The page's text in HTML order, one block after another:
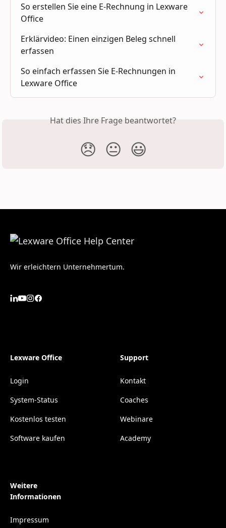
So erstellen Sie eine E-Rechnung in Lexware
Office
Erklärvideo: Einen einzigen Beleg schnell
erfassen
So einfach erfassen Sie E-Rechnungen in
Lexware Office
Hat dies Ihre Frage beantwortet?
😞 😐 😃
Wir erleichtern Unternehmertum.
Lexware Office
Login
System-Status
Kostenlos testen
Software kaufen
Support
Kontakt
Coaches
Webinare
Academy
Weitere
Informationen
Impressum